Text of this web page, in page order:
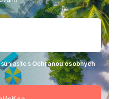
sOchranou osobných